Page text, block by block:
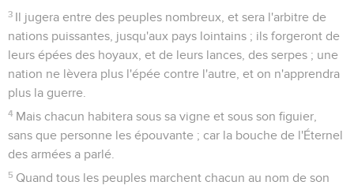
3 Il jugera entre des peuples nombreux, et sera l'arbitre de
nations puissantes, jusqu'aux pays lointains ; ils forgeront de
leurs épées des hoyaux, et de leurs lances, des serpes ; une
nation ne lèvera plus l'épée contre l'autre, et on n'apprendra
plus la guerre.
4 Mais chacun habitera sous sa vigne et sous son figuier,
sans que personne les épouvante ; car la bouche de l'Éternel
des armées a parlé.
5 Quand tous les peuples marchent chacun au nom de son